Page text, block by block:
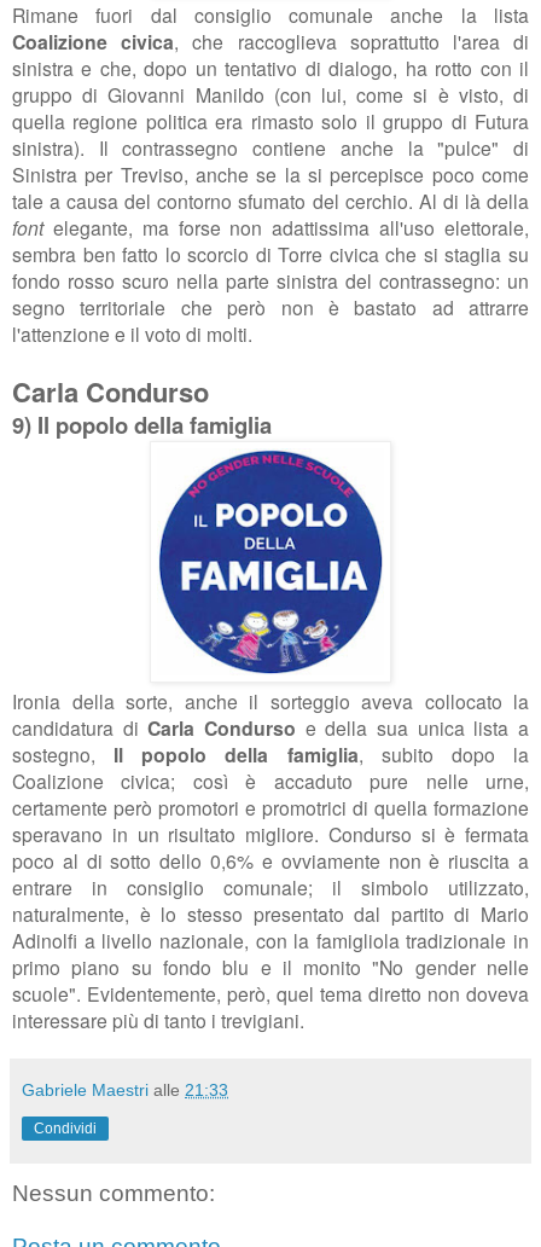
Rimane fuori dal consiglio comunale anche la lista
Coalizione civica, che raccoglieva soprattutto l'area di
sinistra e che, dopo un tentativo di dialogo, ha rotto con il
gruppo di Giovanni Manildo (con lui, come si è visto, di
quella regione politica era rimasto solo il gruppo di Futura
sinistra). Il contrassegno contiene anche la "pulce" di
Sinistra per Treviso, anche se la si percepisce poco come
tale a causa del contorno sfumato del cerchio. Al di là della
fontelegante, ma forse non adattissima all'uso elettorale,
sembra ben fatto lo scorcio di Torre civica che si staglia su
fondo rosso scuro nella parte sinistra del contrassegno: un
segno territoriale che però non è bastato ad attrarre
l'attenzione e il voto di molti.
Carla Condurso
9) Il popolo della famiglia
Ironia della sorte, anche il sorteggio aveva collocato la
candidatura diCarla Condurso e della sua unica lista a
sostegno, Il popolo della famiglia, subito dopo la
Coalizione civica; così è accaduto pure nelle urne,
certamente però promotori e promotrici di quella formazione
speravano in un risultato migliore. Condurso si è fermata
poco al di sotto dello 0,6% e ovviamente non è riuscita a
entrare in consiglio comunale; il simbolo utilizzato,
naturalmente, è lo stesso presentato dal partito di Mario
Adinolfi a livello nazionale, con la famigliola tradizionale in
primo piano su fondo blu e il monito "No gender nelle
scuole". Evidentemente, però, quel tema diretto non doveva
interessare più di tanto i trevigiani.
Gabriele Maestri alle 21:33
Condividi
Nessun commento: